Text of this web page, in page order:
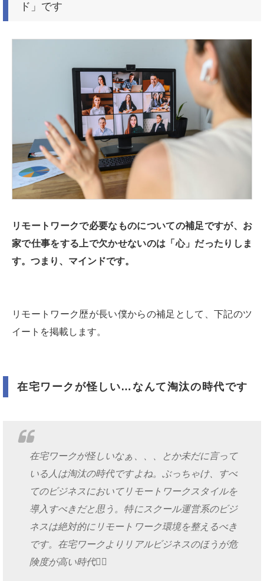
ド」です
リモートワークで必要なものについての補足ですが、お
家で仕事をする上で欠かせないのは「心」だったりしま
す。つまり、マインドです。
リモートワーク歴が長い僕からの補足として、下記のツ
イートを掲載します。
在宅ワークが怪しい…なんて淘汰の時代です
在宅ワークが怪しいなぁ、、、とか未だに言って
いる人は淘汰の時代ですよね。ぶっちゃけ、すべ
てのビジネスにおいてリモートワークスタイルを
導入すべきだと思う。特にスクール運営系のビジ
ネスは絶対的にリモートワーク環境を整えるべき
です。在宅ワークよりリアルビジネスのほうが危
険度が高い時代💁‍♂️